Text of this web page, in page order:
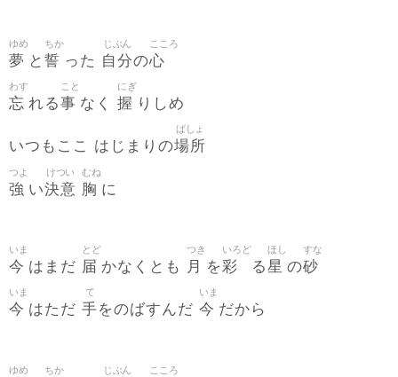
夢
ゆめ
と 誓
ちか
った 自分
じぶん
の心
こころ
忘
わす
れる事
こと
なく 握
にぎ
りしめ
いつもここ はじまりの場所
ばしょ
強
つよ
い決意
けつい
胸
むね
に
今
いま
はまだ 届
とど
かなくとも 月
つき
を彩
いろど
る星
ほし
の砂
すな
今
いま
はただ 手
て
をのばすんだ 今
いま
だから
ゆめ ちか じぶん こころ